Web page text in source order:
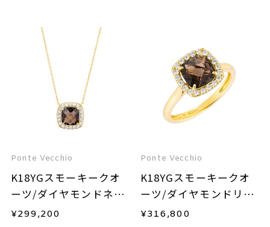
Ponte Vecchio
K18YGスモーキークオ
ーツ/ダイヤモンドネッ
クレス
¥299,200
Ponte Vecchio
K18YGスモーキークオ
ーツ/ダイヤモンドリン
グ
¥316,800